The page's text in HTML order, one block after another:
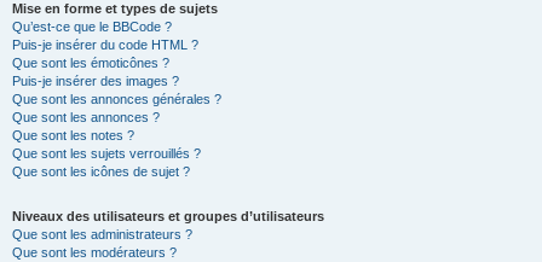
Mise en forme et types de sujets
Qu’est-ce que le BBCode ?
Puis-je insérer du code HTML ?
Que sont les émoticônes ?
Puis-je insérer des images ?
Que sont les annonces générales ?
Que sont les annonces ?
Que sont les notes ?
Que sont les sujets verrouillés ?
Que sont les icônes de sujet ?
Niveaux des utilisateurs et groupes d’utilisateurs
Que sont les administrateurs ?
Que sont les modérateurs ?